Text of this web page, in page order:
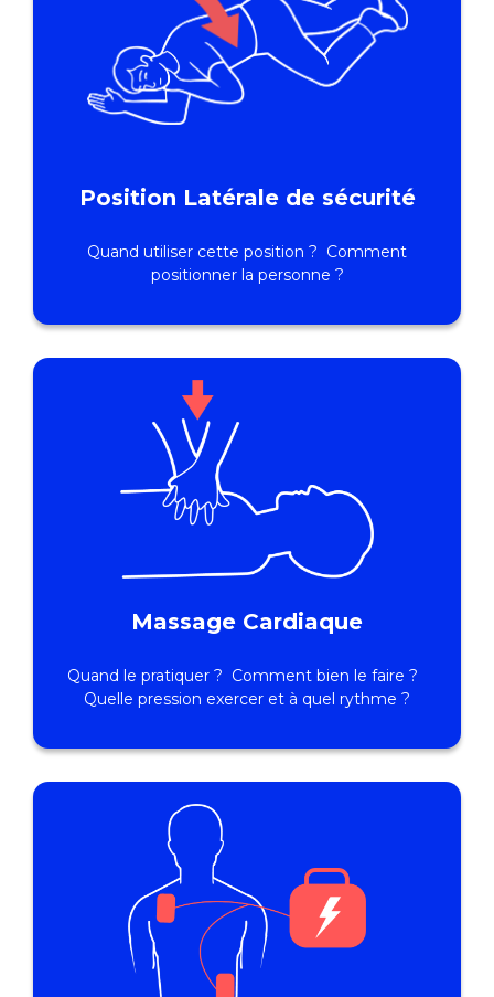
Position Latérale de sécurité
Quand utiliser cette position ? Comment
positionner la personne ?
Massage Cardiaque
Quand le pratiquer ? Comment bien le faire ?
Quelle pression exercer et à quel rythme ?